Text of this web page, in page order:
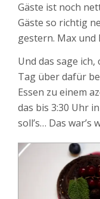
Gäste ist noch
Gäste so richtig
gestern. Max und
Und das sage
Tag über dafür
Essen zu einem
das bis 3:30 Uhr
soll’s… Das war’s